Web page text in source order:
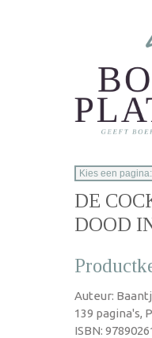
DE
DOOD
Auteur:
139 pagina's,
ISBN: